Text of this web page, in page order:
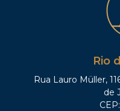
Rio
Rua Lauro Müller,
de